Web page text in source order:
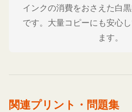
インクの消費をおさえた白
です。大量コピーにも安心
ます。
関連プリント・問題集